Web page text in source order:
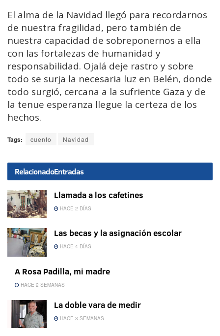
El alma de la Navidad llegó para recordarnos
de nuestra fragilidad, pero también de
nuestra capacidad de sobreponernos a ella
con las fortalezas de humanidad y
responsabilidad. Ojalá deje rastro y sobre
todo se surja la necesaria luz en Belén, donde
todo surgió, cercana a la sufriente Gaza y de
la tenue esperanza llegue la certeza de los
hechos.
Tags: cuento Navidad
RelacionadoEntradas
Llamada a los cafetines
HACE 2 DÍAS
Las becas y la asignación escolar
HACE 4 DÍAS
A Rosa Padilla, mi madre
HACE 2 SEMANAS
La doble vara de medir
HACE 3 SEMANAS